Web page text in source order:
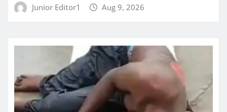
Junior Editor1 Aug 9, 2026